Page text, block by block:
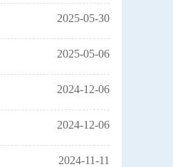
2025-05-30
2025-05-06
2024-12-06
2024-12-06
2024-11-11